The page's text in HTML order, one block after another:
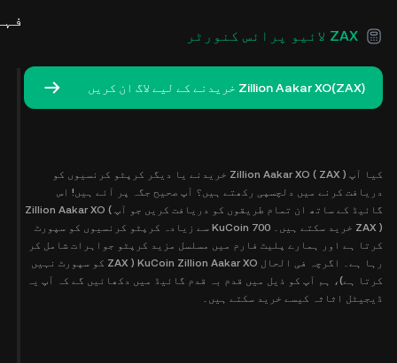
ZAX لائیو پرائس کنورٹر
Zillion Aakar XO(ZAX) خریدنے کے لیے لاگ ان کریں
کیا آپ Zillion Aakar XO ( ZAX ) خریدنے یا دیگر کرپٹو کرنسیوں کو
دریافت کرنے میں دلچسپی رکھتے ہیں؟ آپ صحیح جگہ پر آئے ہیں! اس
گائیڈ کے ساتھ ان تمام طریقوں کو دریافت کریں جو آپ Zillion Aakar XO (
ZAX ) خرید سکتے ہیں۔ KuCoin 700 سے زیادہ کرپٹو کرنسیوں کو سپورٹ
کرتا ہے اور ہمارے پلیٹ فارم میں مسلسل مزید کرپٹو جواہرات شامل کر
رہا ہے۔ اگرچہ فی الحال KuCoin Zillion Aakar XO ( ZAX کو سپورٹ نہیں
کرتا ہے)، ہم آپ کو ذیل میں قدم بہ قدم گائیڈ میں دکھائیں گے کہ آپ یہ
ڈیجیٹل اثاثہ کیسے خرید سکتے ہیں۔